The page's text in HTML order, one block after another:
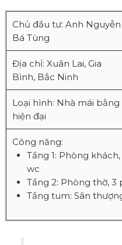
Chủ đầu tư: Anh Nguyễn
Bá Tùng
Địa chỉ: Xuân Lai, Gia
Bình, Bắc Ninh
Loại hình: Nhà mái bằng
hiện đại
Công năng:
Tầng 1: Phòng
wc
Tầng 2: Phòng thờ, 3
Tầng tum: Sân